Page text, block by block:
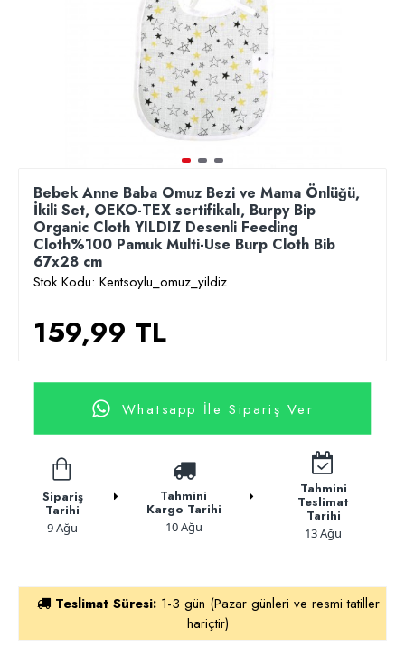
Bebek Anne Baba Omuz Bezi ve Mama Önlüğü,
İkili Set, OEKO-TEX sertifikalı, Burpy Bip
Organic Cloth YILDIZ Desenli Feeding
Cloth%100 Pamuk Multi-Use Burp Cloth Bib
67x28 cm
Stok Kodu: Kentsoylu_omuz_yildiz
159,99 TL
Whatsapp İle Sipariş Ver
Sipariş
Tarihi
9 Ağu
Tahmini
Kargo Tarihi
10 Ağu
Tahmini
Teslimat
Tarihi
13 Ağu
Teslimat Süresi: 1-3 gün (Pazar günleri ve resmi tatiller
hariçtir)